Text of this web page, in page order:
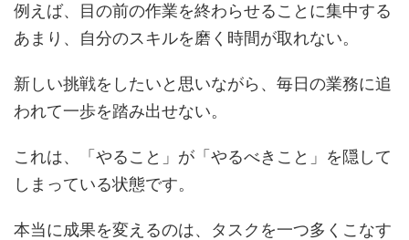
例えば、目の前の作業を終わらせることに集中する
あまり、自分のスキルを磨く時間が取れない。
新しい挑戦をしたいと思いながら、毎日の業務に追
われて一歩を踏み出せない。
これは、「やること」が「やるべきこと」を隠して
しまっている状態です。
本当に成果を変えるのは、タスクを一つ多くこなす